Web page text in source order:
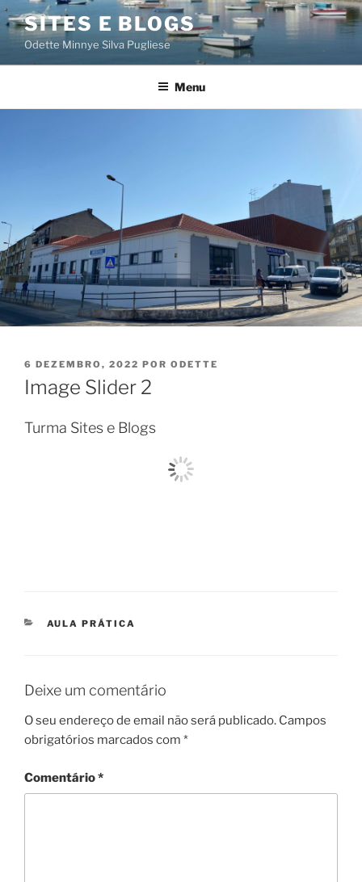
Saltar
para
conteúdo
SITES E BLOGS
Odette Minnye Silva Pugliese
Menu
PUBLICADO
EM
6 DEZEMBRO, 2022 POR ODETTE
Image Slider 2
Turma Sites e Blogs
CATEGORIAS
AULA PRÁTICA
Deixe um comentário
O seu endereço de email não será publicado. Campos
obrigatórios marcados com *
Comentário*